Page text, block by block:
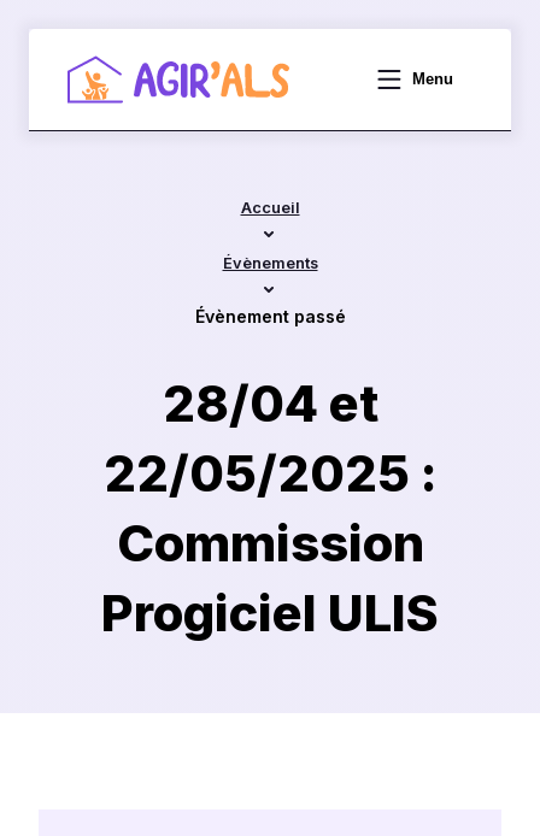
Menu
Qui sommes-nous ?
Accueil
Évènements
Évènement passé
28/04 et
22/05/2025 :
Commission
Progiciel ULIS